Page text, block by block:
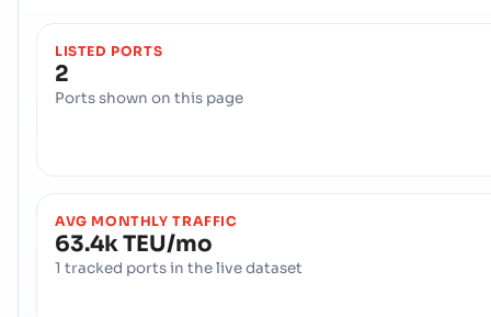
LISTED PORTS
2
Ports shown on this page
AVG MONTHLY TRAFFIC
63.4k TEU/mo
1 tracked ports in the live dataset